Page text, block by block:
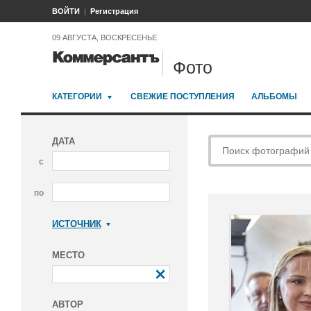
ВОЙТИ Регистрация
09 АВГУСТА, ВОСКРЕСЕНЬЕ
Фото
КАТЕГОРИИ СВЕЖИЕ ПОСТУПЛЕНИЯ АЛЬБОМЫ
ДАТА
с
по
ИСТОЧНИК
МЕСТО
АВТОР